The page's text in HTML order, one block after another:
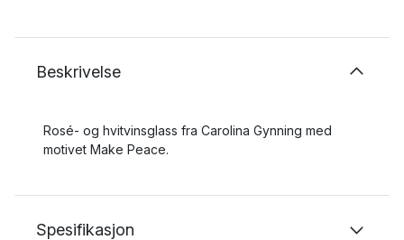
Beskrivelse
Rosé- og hvitvinsglass fra Carolina Gynning med
motivet Make Peace.
Spesifikasjon